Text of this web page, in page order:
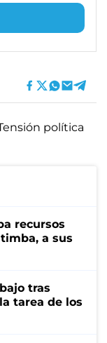
política
recursos
a sus
tras
tarea de los